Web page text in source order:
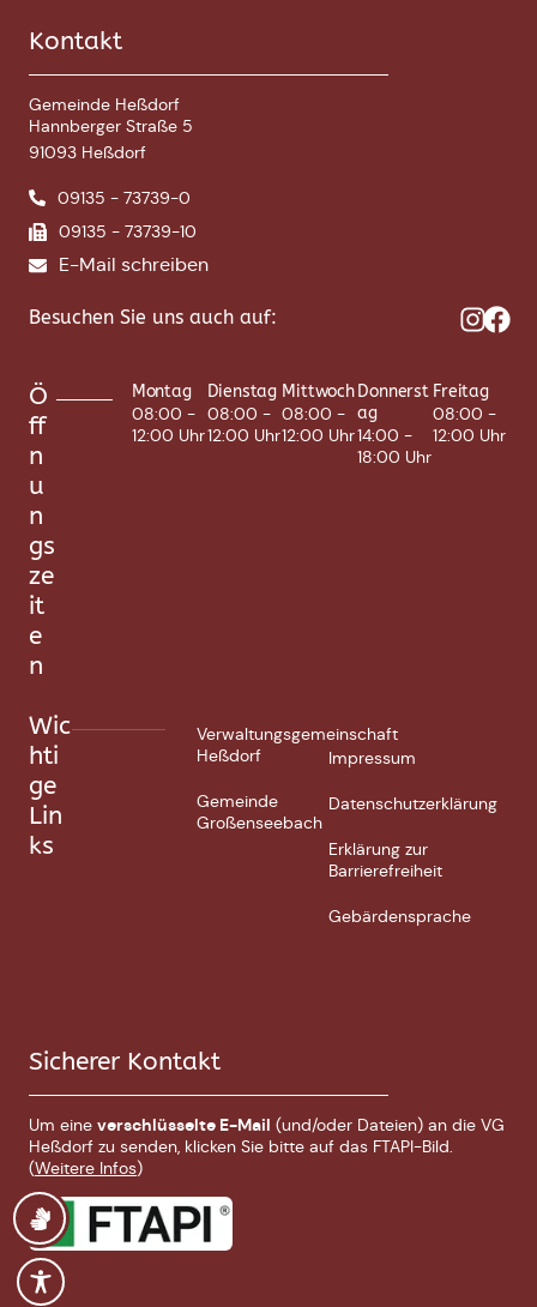
Kontakt
Gemeinde Heßdorf
Hannberger Straße 5
91093 Heßdorf
09135 - 73739-0
09135 - 73739-10
E-Mail schreiben
Besuchen Sie uns auch auf:
Ö
ff
n
u
n
gs
ze
it
e
n
Montag
08:00 -
12:00 Uhr
Dienstag
08:00 -
12:00 Uhr
Mittwoch
08:00 -
12:00 Uhr
Donnerst
ag
14:00 -
18:00 Uhr
Freitag
08:00 -
12:00 Uhr
Wic
hti
ge
Lin
ks
Verwaltungsgemeinschaft
Heßdorf
Gemeinde
Großenseebach
Impressum
Datenschutzerklärung
Erklärung zur
Barrierefreiheit
Gebärdensprache
Sicherer Kontakt
Um eine verschlüsselte E-Mail (und/oder Dateien) an die VG
Heßdorf zu senden, klicken Sie bitte auf das FTAPI-Bild.
(Weitere Infos)